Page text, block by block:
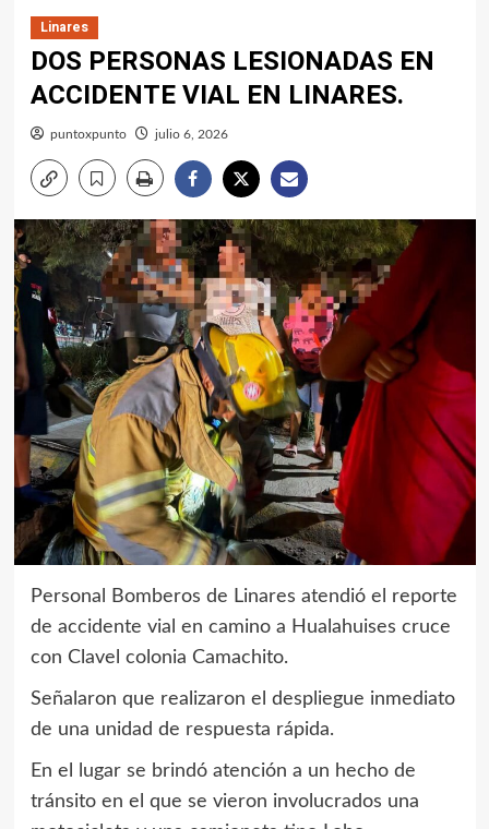
Linares
DOS PERSONAS LESIONADAS EN
ACCIDENTE VIAL EN LINARES.
puntoxpunto julio 6, 2026
Personal Bomberos de Linares atendió el reporte
de accidente vial en camino a Hualahuises cruce
con Clavel colonia Camachito.
Señalaron que realizaron el despliegue inmediato
de una unidad de respuesta rápida.
En el lugar se brindó atención a un hecho de
tránsito en el que se vieron involucrados una